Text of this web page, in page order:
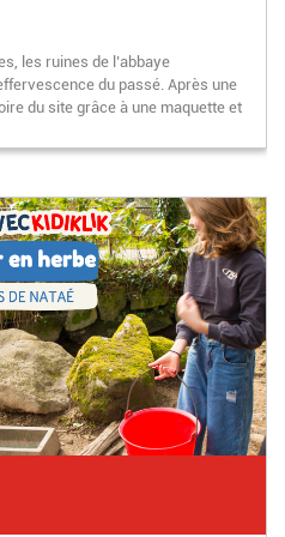
les ruines de l’abbaye
du passé. Après une
du site grâce à une maquette et